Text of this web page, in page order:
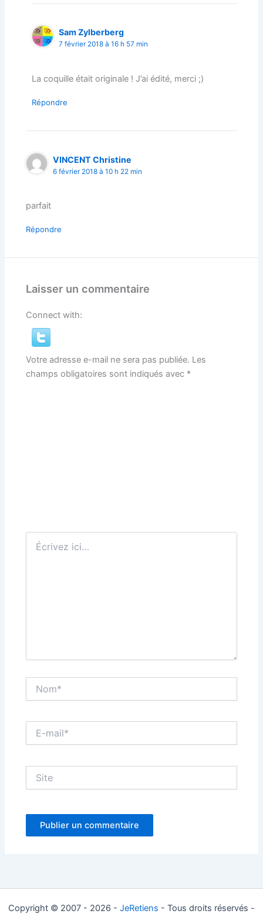
Sam Zylberberg
7 février 2018 à 16 h 57 min
La coquille était originale ! J’ai édité, merci ;)
Répondre
VINCENT Christine
6 février 2018 à 10 h 22 min
parfait
Répondre
Laisser un commentaire
Connect with:
Votre adresse e-mail ne sera pas publiée. Les
champs obligatoires sont indiqués avec *
Écrivez
ici…
mail*
Copyright © 2007 - 2026 - JeRetiens - Tous droits réservés -